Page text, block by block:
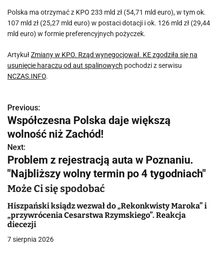
Polska ma otrzymać z KPO 233 mld zł (54,71 mld euro), w tym ok.
107 mld zł (25,27 mld euro) w postaci dotacji i ok. 126 mld zł (29,44
mld euro) w formie preferencyjnych pożyczek.
ArtykułZmiany w KPO. Rząd wynegocjował. KE zgodziła się na
usunięcie haraczu od aut spalinowych pochodzi z serwisu
NCZAS.INFO.
N
a
w
i
g
a
c
j
Previous:
Współczesna Polska daje większą
wolność niż Zachód!
Next:
Problem z rejestracją auta w Poznaniu.
"Najbliższy wolny termin po 4 tygodniach"
Może Ci się spodobać
Hiszpański ksiądz wezwał do „Rekonkwisty Maroka” i
„przywrócenia Cesarstwa Rzymskiego”. Reakcja
diecezji
7 sierpnia 2026